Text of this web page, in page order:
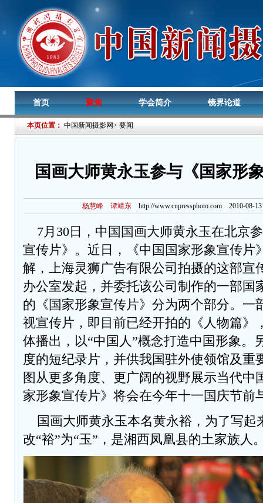
首页 聚焦 学会简介 镜界论道
本页位置： 中国新闻摄影网> 要闻
国画大师黄永玉参与《国家形
杨慧峰 谭靖东 http://www.cnpressphoto.com 2010-08-
7月30日，中国国画大师黄永玉在北京
宣传片》。近日，《中国国家形象宣传片
解，上海灵狮广告有限公司拍摄的这部宣
办公室发起，并委托该公司制作的一部国
的《国家形象宣传片》分为两个部分。一
视宣传片，即目前已经开拍的《人物篇》
体播出，以“中国人”概念打造中国形象。
度的短纪录片，并供我国驻外使领馆及重
图从更多角度、更广阔的视野展示当代中
家形象宣传片》将会在今年十一国庆节前
国画大师黄永玉本名黄永裕，为了写起
改“裕”为“玉”，是湘西凤凰县的土家族人